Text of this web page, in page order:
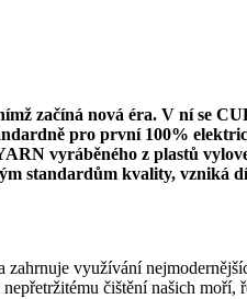
začíná nová éra. V ní se
pro první 100%
vyráběného z plastů
standardům kvality,
využívání
čištění našich moří,